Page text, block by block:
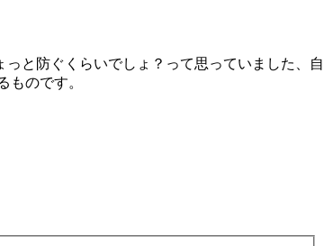
と防ぐくらいでしょ？って思っていました、自
ものです。